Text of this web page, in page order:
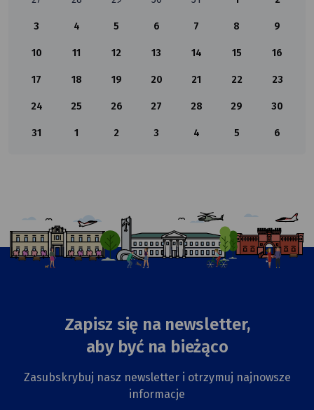
3 4 5 6 7 8 9
10 11 12 13 14 15 16
17 18 19 20 21 22 23
24 25 26 27 28 29 30
31 1 2 3 4 5 6
Zapisz się na newsletter,
aby być na bieżąco
Zasubskrybuj nasz newsletter i otrzymuj najnowsze
informacje